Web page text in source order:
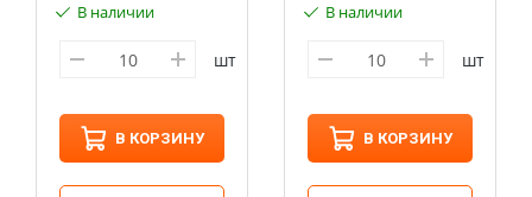
В наличии
шт
В КОРЗИНУ
В наличии
шт
В КОРЗИНУ